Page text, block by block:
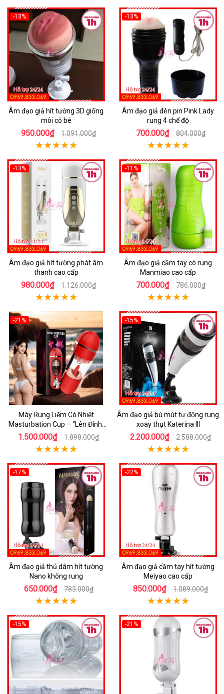
-13%
Âm đạo giả hít tường 3D giống
môi cô bé
950.000₫ 1.091.000₫
-13%
Âm đạo giả đèn pin Pink Lady
rung 4 chế độ
700.000₫ 804.000₫
-13%
Âm đạo giả hít tường phát âm
thanh cao cấp
980.000₫ 1.126.000₫
-11%
Âm đạo giả cầm tay có rung
Manmiao cao cấp
700.000₫ 786.000₫
-21%
Máy Rung Liếm Có Nhiệt
Masturbation Cup – “Lên Đỉnh”
Trong Tích Tắc
1.500.000₫ 1.898.000₫
-15%
Âm đạo giả bú mút tự động rung
xoay thụt Katerina III
2.200.000₫ 2.588.000₫
-17%
Âm đạo giả thủ dâm hít tường
Nano không rung
650.000₫ 783.000₫
-22%
Âm đạo giả cầm tay hít tường
Meiyao cao cấp
850.000₫ 1.089.000₫
-15% -21%